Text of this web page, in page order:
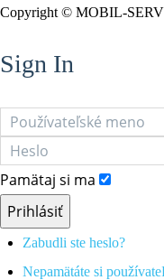
Copyright © MOBIL-
Sign In
Pamätaj si ma
Prihlásiť
Zabudli ste heslo?
Nepamätáte si